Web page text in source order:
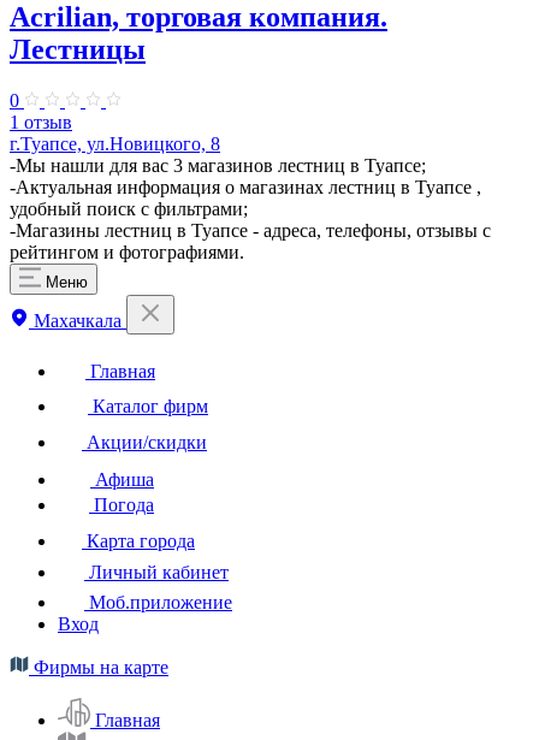
Acrilian, торговая компания.
Лестницы
0
1 отзыв
г.Туапсе, ул.Новицкого, 8
​-Мы нашли для вас 3 магазинов лестниц в Туапсе;
-Актуальная информация о магазинах лестниц в Туапсе ,
удобный поиск с фильтрами;
-Магазины лестниц в Туапсе - адреса, телефоны, отзывы с
рейтингом и фотографиями.
Меню
Махачкала
Главная
Каталог фирм
Акции/скидки
Афиша
Погода
Карта города
Личный кабинет
Моб.приложение
Вход
Фирмы на карте
Главная